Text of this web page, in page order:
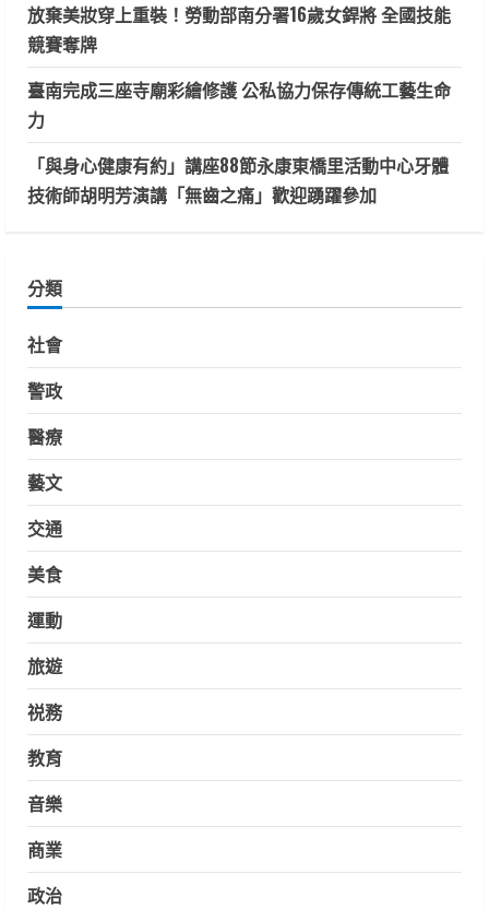
放棄美妝穿上重裝！勞動部南分署16歲女銲將 全國技能
競賽奪牌
臺南完成三座寺廟彩繪修護 公私協力保存傳統工藝生命
力
「與身心健康有約」講座88節永康東橋里活動中心牙體
技術師胡明芳演講「無齒之痛」歡迎踴躍參加
分類
社會
警政
醫療
藝文
交通
美食
運動
旅遊
祱務
教育
音樂
商業
政治